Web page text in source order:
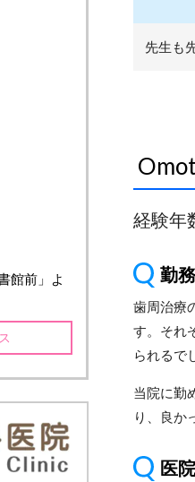
先生も
経験年
勤
歯周治療
す。それ
られるで
当院に勤
り、良か
医
館前」よ